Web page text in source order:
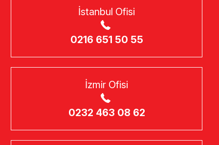
İstanbul Ofisi
0216 651 50 55
İzmir Ofisi
0232 463 08 62